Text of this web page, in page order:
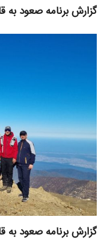
گزارش برنامه صعود به قله
گزارش برنامه صعود به قله